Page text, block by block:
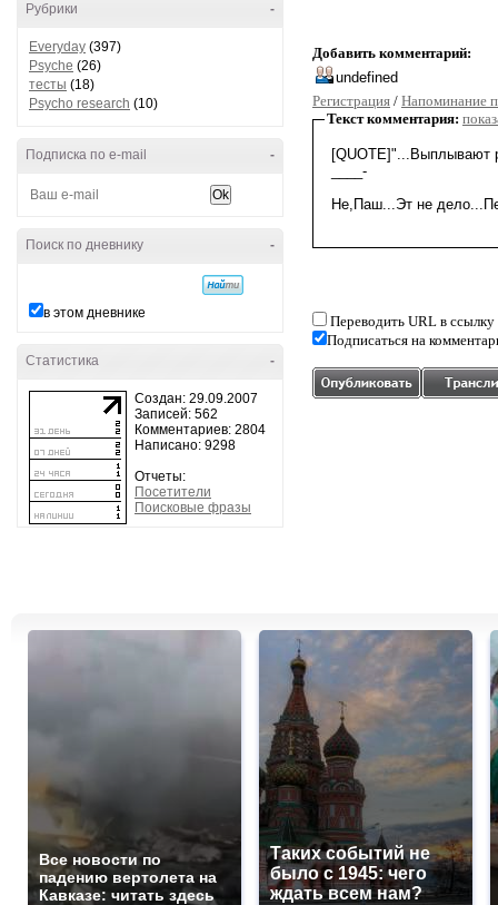
-
Рубрики
Everyday (397)
Psyche (26)
тесты (18)
Psycho research (10)
-
Подписка по e-mail
-
Поиск по дневнику
в этом дневнике
-
Статистика
Создан: 29.09.2007
Записей: 562
Комментариев: 2804
Написано: 9298
Отчеты:
Посетители
Поисковые фразы
Добавить комментарий:
Регистрация / Напоминание
Текст комментария:
Переводить URL в ссылку
Подписаться на
Все новости по
падению вертолета на
Кавказе: читать здесь
Таких событий не
было с 1945: чего
ждать всем нам?